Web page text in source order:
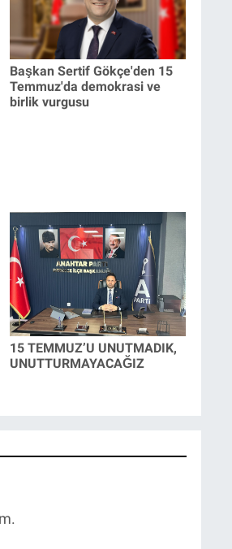
Başkan Sertif Gökçe'den 15
Temmuz'da demokrasi ve
birlik vurgusu
15 TEMMUZ’U UNUTMADIK,
UNUTTURMAYACAĞIZ